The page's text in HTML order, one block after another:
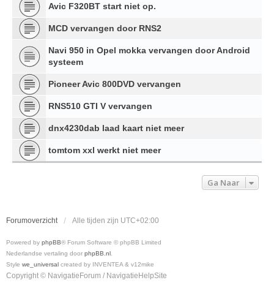
Avic F320BT start niet op.
MCD vervangen door RNS2
Navi 950 in Opel mokka vervangen door Android
systeem
Pioneer Avic 800DVD vervangen
RNS510 GTI V vervangen
dnx4230dab laad kaart niet meer
tomtom xxl werkt niet meer
Ga Naar
Forumoverzicht Alle tijden zijn UTC+02:00
Powered by phpBB® Forum Software © phpBB Limited
Nederlandse vertaling door phpBB.nl
Style we_universal created by INVENTEA & v12mike
Copyright © NavigatieForum / NavigatieHelpSite